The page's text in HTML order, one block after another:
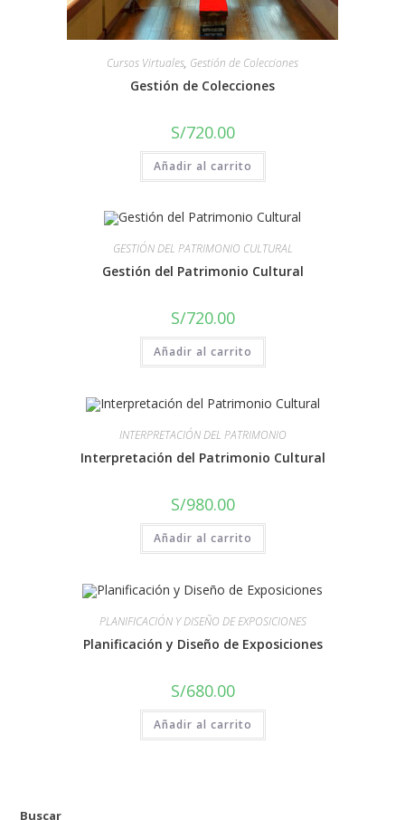
Cursos Virtuales, Gestión de Colecciones
Gestión de Colecciones
S/720.00
Añadir al carrito
GESTIÓN DEL PATRIMONIO CULTURAL
Gestión del Patrimonio Cultural
S/720.00
Añadir al carrito
INTERPRETACIÓN DEL PATRIMONIO
Interpretación del Patrimonio Cultural
S/980.00
Añadir al carrito
PLANIFICACIÓN Y DISEÑO DE EXPOSICIONES
Planificación y Diseño de Exposiciones
S/680.00
Añadir al carrito
Buscar